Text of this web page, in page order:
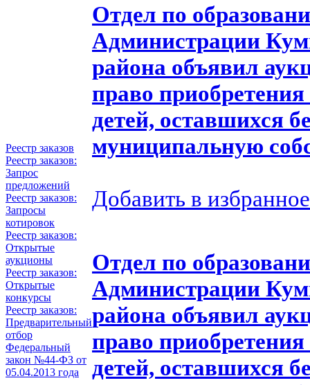
Реестр заказов
Реестр заказов:
Запрос
предложений
Реестр заказов:
Запросы
котировок
Реестр заказов:
Открытые
аукционы
Реестр заказов:
Открытые
конкурсы
Реестр заказов:
Предварительный
отбор
Федеральный
закон №44-ФЗ от
05.04.2013 года
Отдел по
Администрации
района объявил
право
детей, оставшихся
муниципальную
Добавить в избранное
Отдел по
Администрации
района объявил
право
детей, оставшихся